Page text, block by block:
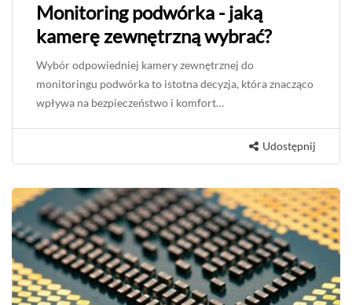
Monitoring podwórka - jaką
kamerę zewnętrzną wybrać?
Wybór odpowiedniej kamery zewnętrznej do
monitoringu podwórka to istotna decyzja, która znacząco
wpływa na bezpieczeństwo i komfort…
Udostępnij